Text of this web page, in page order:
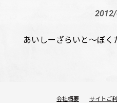
あいしーざらいと〜ぼ
会社概要 サイトご